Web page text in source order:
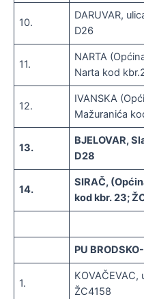
10.
DARUVAR,
D26
11.
NARTA
Narta kod
12.
IVANSKA
Mažuranića
13.
BJELOVAR,
D28
14.
SIRAČ,
kod kbr. 23;
PU
1.
ŽC4158